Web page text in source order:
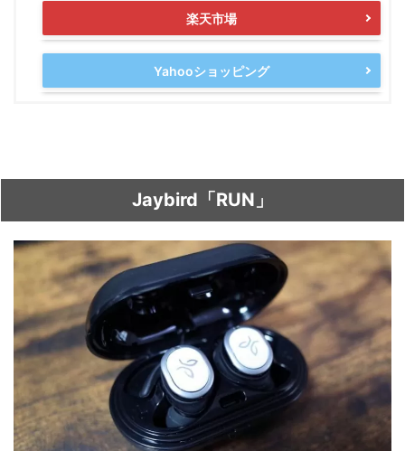
楽天市場
Yahooショッピング
Jaybird「RUN」